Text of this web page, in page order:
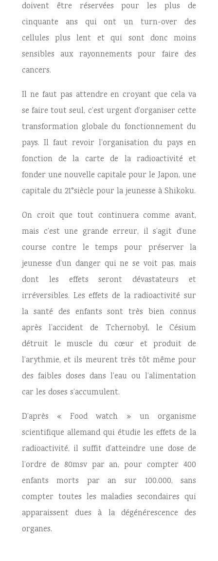
doivent être réservées pour les plus de
cinquante ans qui ont un turn-over des
cellules plus lent et qui sont donc moins
sensibles aux rayonnements pour faire des
cancers.
Il ne faut pas attendre en croyant que cela va
se faire tout seul, c’est urgent d’organiser cette
transformation globale du fonctionnement du
pays. Il faut revoir l’organisation du pays en
fonction de la carte de la radioactivité et
fonder une nouvelle capitale pour le Japon, une
capitale du 21°siècle pour la jeunesse à Shikoku.
On croit que tout continuera comme avant,
mais c’est une grande erreur, il s’agit d’une
course contre le temps pour préserver la
jeunesse d’un danger qui ne se voit pas, mais
dont les effets seront dévastateurs et
irréversibles. Les effets de la radioactivité sur
la santé des enfants sont très bien connus
après l’accident de Tchernobyl, le Césium
détruit le muscle du cœur et produit de
l’arythmie, et ils meurent très tôt même pour
des faibles doses dans l’eau ou l’alimentation
car les doses s’accumulent.
D’après « Food watch » un organisme
scientifique allemand qui étudie les effets de la
radioactivité, il suffit d’atteindre une dose de
l’ordre de 80msv par an, pour compter 400
enfants morts par an sur 100.000, sans
compter toutes les maladies secondaires qui
apparaissent dues à la dégénérescence des
organes.